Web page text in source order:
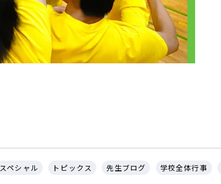
スペシャル トピックス 先生ブログ 学校全体行事